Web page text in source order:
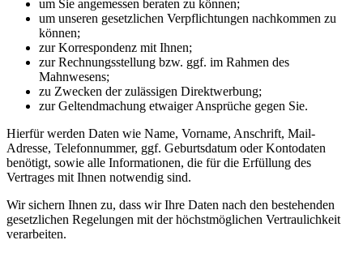
um Sie angemessen beraten zu können;
um unseren gesetzlichen Verpflichtungen nachkommen zu
können;
zur Korrespondenz mit Ihnen;
zur Rechnungsstellung bzw. ggf. im Rahmen des
Mahnwesens;
zu Zwecken der zulässigen Direktwerbung;
zur Geltendmachung etwaiger Ansprüche gegen Sie.
Hierfür werden Daten wie Name, Vorname, Anschrift, Mail-
Adresse, Telefonnummer, ggf. Geburtsdatum oder Kontodaten
benötigt, sowie alle Informationen, die für die Erfüllung des
Vertrages mit Ihnen notwendig sind.
Wir sichern Ihnen zu, dass wir Ihre Daten nach den bestehenden
gesetzlichen Regelungen mit der höchstmöglichen Vertraulichkeit
verarbeiten.